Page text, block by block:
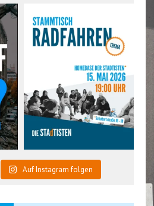
Auf Instagram folgen